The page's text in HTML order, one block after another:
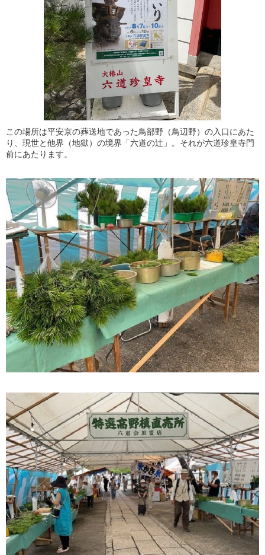
この場所は平安京の葬送地であった鳥部野（鳥辺野）の入口にあた
り、現世と他界（地獄）の境界「六道の辻」。それが六道珍皇寺門
前にあたります。